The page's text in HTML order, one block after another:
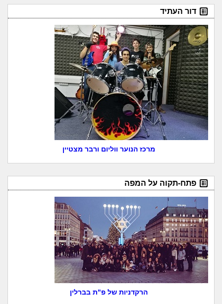
דור העתיד
מרכז הנוער ווליום ורבר מצטיין
פתח-תקוה על המפה
הרקדניות של פ"ת בברלין